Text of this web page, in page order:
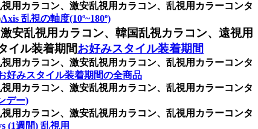
用カラコン、激安乱視用カラコン、乱視用カラーコンタ
Axis 乱視の軸度(10º~180º)
安乱視用カラコン、韓国乱視カラコン、遠視用
イル装着期間お好みスタイル装着期間
用カラコン、激安乱視用カラコン、乱視用カラーコンタ
好みスタイル装着期間の全商品
用カラコン、激安乱視用カラコン、乱視用カラーコンタ
デー)
用カラコン、激安乱視用カラコン、乱視用カラーコンタ
(1週間) 乱視用